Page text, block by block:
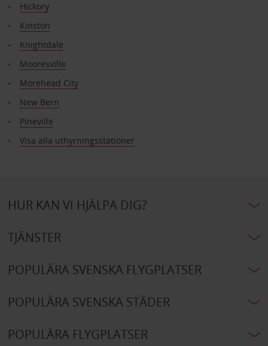
Hickory
Kinston
Knightdale
Mooresville
Morehead City
New Bern
Pineville
Visa alla uthyrningsstationer
HUR KAN VI HJÄLPA DIG?
TJÄNSTER
POPULÄRA SVENSKA FLYGPLATSER
POPULÄRA SVENSKA STÄDER
POPULÄRA FLYGPLATSER